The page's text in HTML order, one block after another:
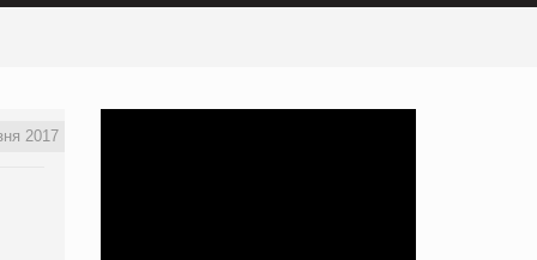
2017